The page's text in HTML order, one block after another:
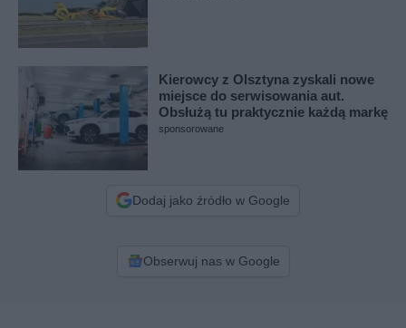
Kierowcy z Olsztyna zyskali nowe
miejsce do serwisowania aut.
Obsłużą tu praktycznie każdą markę
sponsorowane
Dodaj jako źródło w Google
Obserwuj nas w Google